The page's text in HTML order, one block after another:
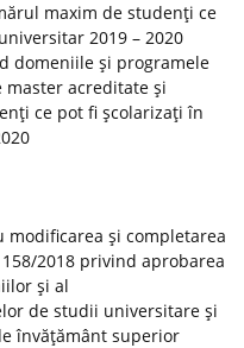
maxim de studenţi ce
2019 – 2020
domeniile şi programele
acreditate şi
ce pot fi şcolarizaţi în
modificarea şi completarea
2018 privind aprobarea
şi al
de studii universitare şi
învăţământ superior